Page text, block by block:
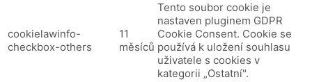
cookielawinfo-
checkbox-others
11
měsíců
Tento soubor cookie je
nastaven pluginem GDPR
Cookie Consent. Cookie se
používá k uložení souhlasu
uživatele s cookies v
kategorii „Ostatní".